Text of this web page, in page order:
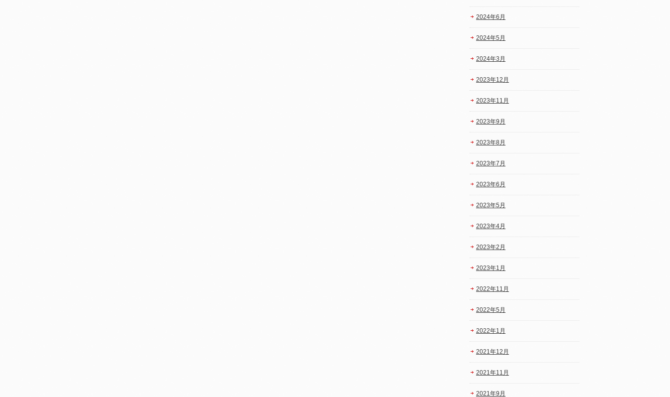
2024年6月
2024年5月
2024年3月
2023年12月
2023年11月
2023年9月
2023年8月
2023年7月
2023年6月
2023年5月
2023年4月
2023年2月
2023年1月
2022年11月
2022年5月
2022年1月
2021年12月
2021年11月
2021年9月